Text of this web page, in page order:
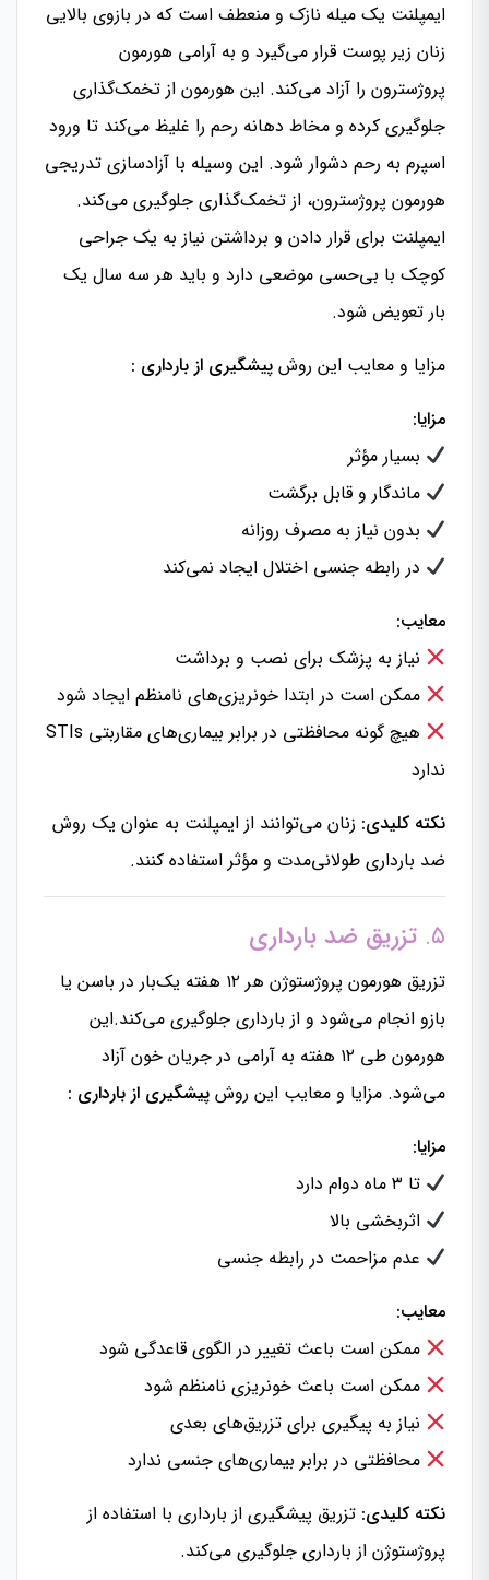
ایمپلنت یک میله نازک و منعطف است که در بازوی بالایی
زنان زیر پوست قرار می‌گیرد و به آرامی هورمون
پروژسترون را آزاد می‌کند. این هورمون از تخمک‌گذاری
جلوگیری کرده و مخاط دهانه رحم را غلیظ می‌کند تا ورود
اسپرم به رحم دشوار شود. این وسیله با آزادسازی تدریجی
هورمون پروژسترون، از تخمک‌گذاری جلوگیری می‌کند.
ایمپلنت برای قرار دادن و برداشتن نیاز به یک جراحی
کوچک با بی‌حسی موضعی دارد و باید هر سه سال یک
بار تعویض شود.
مزایا و معایب این روش پیشگیری از بارداری :
مزایا:
بسیار مؤثر
ماندگار و قابل برگشت
بدون نیاز به مصرف روزانه
در رابطه جنسی اختلال ایجاد نمی‌کند
معایب:
نیاز به پزشک برای نصب و برداشت
ممکن است در ابتدا خونریزی‌های نامنظم ایجاد شود
هیچ گونه محافظتی در برابر بیماری‌های مقاربتی STIs
ندارد
نکته کلیدی: زنان می‌توانند از ایمپلنت به عنوان یک روش
ضد بارداری طولانی‌مدت و مؤثر استفاده کنند.
۵. تزریق ضد بارداری
تزریق هورمون پروژستوژن هر ۱۲ هفته یک‌بار در باسن یا
بازو انجام می‌شود و از بارداری جلوگیری می‌کند.این
هورمون طی ۱۲ هفته به آرامی در جریان خون آزاد
می‌شود. مزایا و معایب این روش پیشگیری از بارداری :
مزایا:
تا ۳ ماه دوام دارد
اثربخشی بالا
عدم مزاحمت در رابطه جنسی
معایب:
ممکن است باعث تغییر در الگوی قاعدگی شود
ممکن است باعث خونریزی نامنظم شود
نیاز به پیگیری برای تزریق‌های بعدی
محافظتی در برابر بیماری‌های جنسی ندارد
نکته کلیدی: تزریق پیشگیری از بارداری با استفاده از
پروژستوژن از بارداری جلوگیری می‌کند.